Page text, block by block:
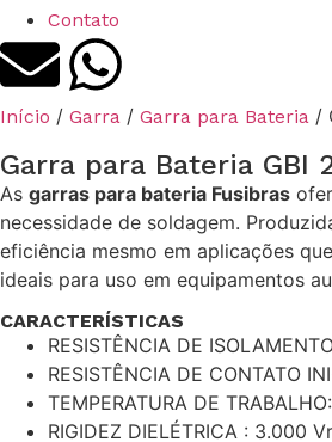
Contato
Início / Garra / Garra para Bateria /
Garra para Bateria GBI
As garras para bateria Fusibras
necessidade de soldagem.
eficiência mesmo em aplicações
ideais para uso em equipamentos
CARACTERÍSTICAS
RESISTÊNCIA DE
RESISTÊNCIA DE CONTATO
TEMPERATURA DE
RIGIDEZ DIELÉTRICA : 3.000